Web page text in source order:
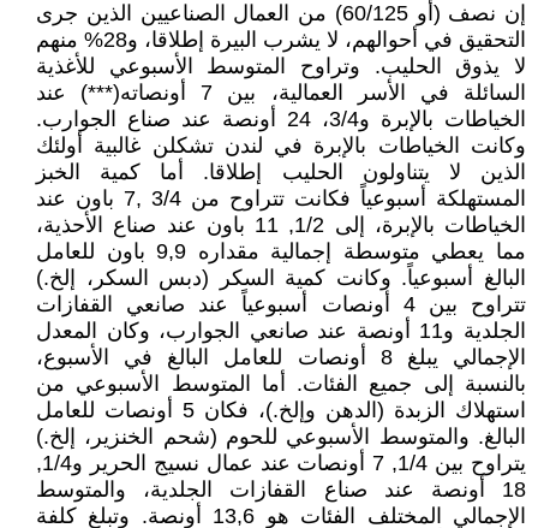
إن نصف (أو 60/125) من العمال الصناعيين الذين جرى
التحقيق في أحوالهم، لا يشرب البيرة إطلاقا، و28% منهم
لا يذوق الحليب. وتراوح المتوسط الأسبوعي للأغذية
السائلة في الأسر العمالية، بين 7 أونصاته(***) عند
الخياطات بالإبرة و3/4، 24 أونصة عند صناع الجوارب.
وكانت الخياطات بالإبرة في لندن تشکلن غالبية أولئك
الذين لا يتناولون الحليب إطلاقا. أما كمية الخبز
المستهلكة أسبوعياً فكانت تتراوح من 3/4 ,7 باون عند
الخياطات بالإبرة، إلى 1/2, 11 باون عند صناع الأحذية،
مما يعطي متوسطة إجمالية مقداره 9,9 باون للعامل
البالغ أسبوعياً. وكانت كمية السكر (دبس السكر، إلخ.)
تتراوح بين 4 أونصات أسبوعياً عند صانعي القفازات
الجلدية و11 أونصة عند صانعي الجوارب، وكان المعدل
الإجمالي يبلغ 8 أونصات للعامل البالغ في الأسبوع،
بالنسبة إلى جميع الفئات. أما المتوسط الأسبوعي من
استهلاك الزبدة (الدهن وإلخ.)، فكان 5 أونصات للعامل
البالغ. والمتوسط الأسبوعي للحوم (شحم الخنزير، إلخ.)
يتراوح بين 1/4, 7 أونصات عند عمال نسيج الحرير و1/4,
18 أونصة عند صناع القفازات الجلدية، والمتوسط
الإجمالي المختلف الفئات هو 13,6 أونصة. وتبلغ كلفة